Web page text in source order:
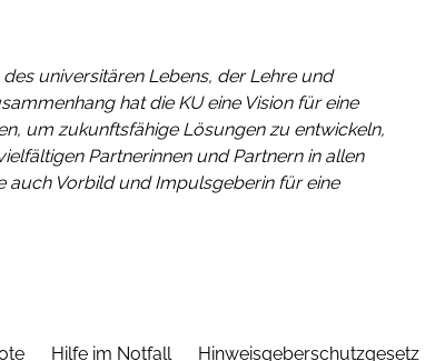
universitären Lebens, der Lehre und
hat die KU eine Vision für eine
um zukunftsfähige Lösungen zu entwickeln,
Partnerinnen und Partnern in allen
auch Vorbild und Impulsgeberin für eine
Hilfe im Notfall Hinweisgeberschutzgesetz